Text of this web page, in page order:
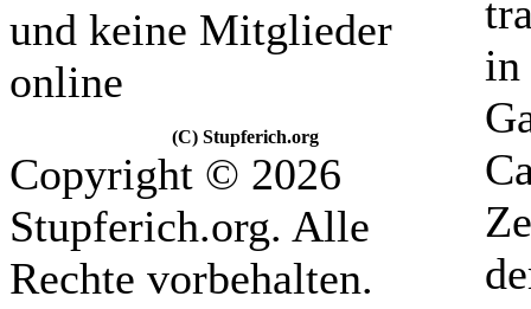
und keine Mitglieder
online
(C) Stupferich.org
Copyright © 2026
Stupferich.org. Alle
Rechte vorbehalten.
in